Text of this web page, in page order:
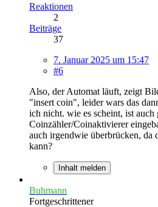
Reaktionen
2
Beiträge
37
7. Januar 2025 um 15:47
#6
Also, der Automat läuft, zeigt
"insert coin", leider wars das
ich nicht. wie es scheint, ist auch
Coinzähler/Coinaktivierer
auch irgendwie überbrücken, da
kann?
Inhalt melden
Buhmann
Fortgeschrittener